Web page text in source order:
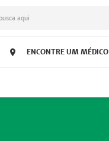
aqui
ENCONTRE UM MÉDICO